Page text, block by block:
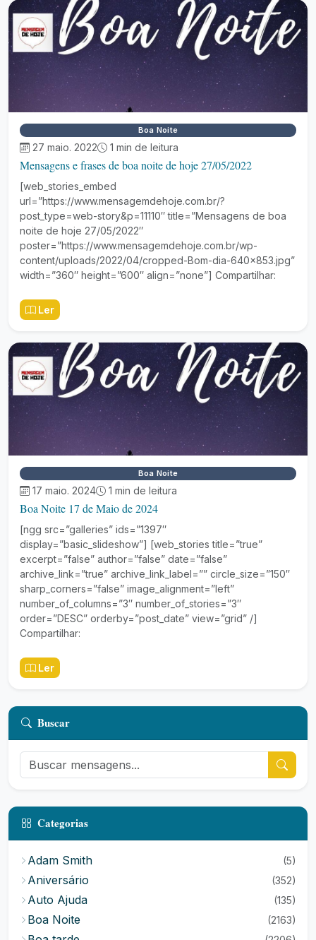
Boa Noite
27 maio. 2022 1 min de leitura
Mensagens e frases de boa noite de hoje 27/05/2022
[web_stories_embed
url=”https://www.mensagemdehoje.com.br/?
post_type=web-story&p=11110″ title=”Mensagens de boa
noite de hoje 27/05/2022″
poster=”https://www.mensagemdehoje.com.br/wp-
content/uploads/2022/04/cropped-Bom-dia-640×853.jpg”
width=”360″ height=”600″ align=”none”] Compartilhar:
Ler
Boa Noite
17 maio. 2024 1 min de leitura
Boa Noite 17 de Maio de 2024
[ngg src=”galleries” ids=”1397″
display=”basic_slideshow”] [web_stories title=”true”
excerpt=”false” author=”false” date=”false”
archive_link=”true” archive_link_label=”” circle_size=”150″
sharp_corners=”false” image_alignment=”left”
number_of_columns=”3″ number_of_stories=”3″
order=”DESC” orderby=”post_date” view=”grid” /]
Compartilhar:
Ler
Buscar
Categorias
Adam Smith (5)
Aniversário (352)
Auto Ajuda (135)
Boa Noite (2163)